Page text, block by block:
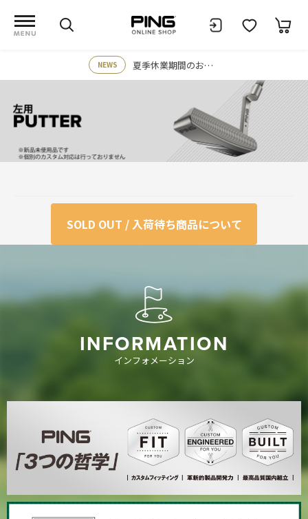
NEWS 夏季休業期間のお知らせ
SOLD OUT / 入荷待ち商品について
INFORMATION
インフォメーション